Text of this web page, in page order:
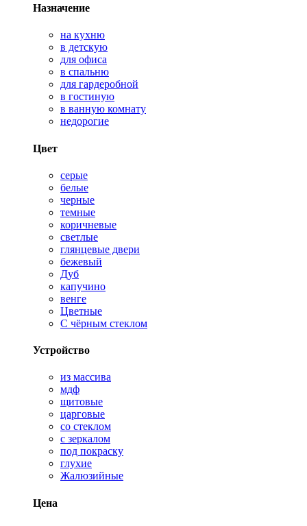
Назначение
на кухню
в детскую
для офиса
в спальню
для гардеробной
в гостиную
в ванную комнату
недорогие
Цвет
серые
белые
черные
темные
коричневые
светлые
глянцевые двери
бежевый
Дуб
капучино
венге
Цветные
С чёрным стеклом
Устройство
из массива
мдф
щитовые
царговые
со стеклом
с зеркалом
под покраску
глухие
Жалюзийные
Цена